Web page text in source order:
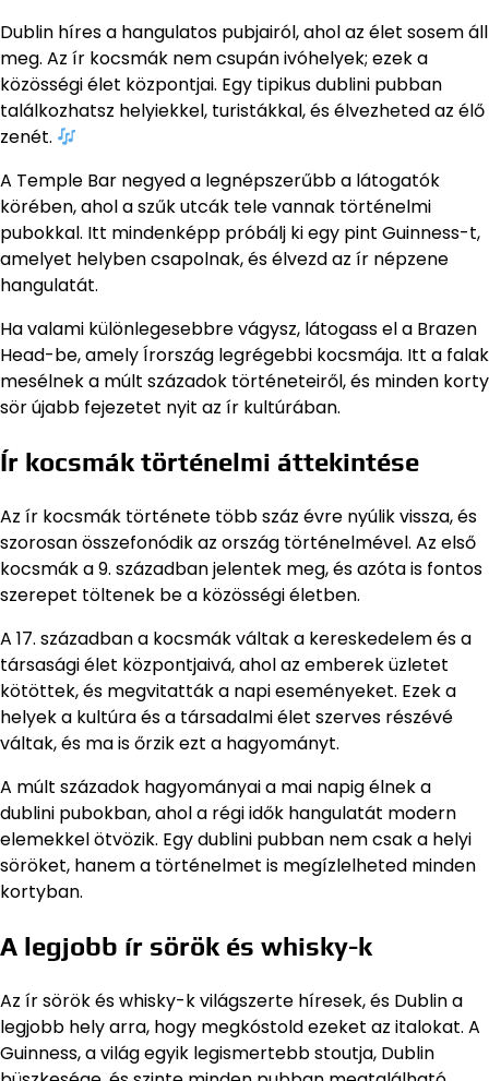
Dublin híres a hangulatos pubjairól, ahol az élet sosem áll
meg. Az ír kocsmák nem csupán ivóhelyek; ezek a
közösségi élet központjai. Egy tipikus dublini pubban
találkozhatsz helyiekkel, turistákkal, és élvezheted az élő
zenét.
A Temple Bar negyed a legnépszerűbb a látogatók
körében, ahol a szűk utcák tele vannak történelmi
pubokkal. Itt mindenképp próbálj ki egy pint Guinness-t,
amelyet helyben csapolnak, és élvezd az ír népzene
hangulatát.
Ha valami különlegesebbre vágysz, látogass el a Brazen
Head-be, amely Írország legrégebbi kocsmája. Itt a falak
mesélnek a múlt századok történeteiről, és minden korty
sör újabb fejezetet nyit az ír kultúrában.
Ír kocsmák történelmi áttekintése
Az ír kocsmák története több száz évre nyúlik vissza, és
szorosan összefonódik az ország történelmével. Az első
kocsmák a 9. században jelentek meg, és azóta is fontos
szerepet töltenek be a közösségi életben.
A 17. században a kocsmák váltak a kereskedelem és a
társasági élet központjaivá, ahol az emberek üzletet
kötöttek, és megvitatták a napi eseményeket. Ezek a
helyek a kultúra és a társadalmi élet szerves részévé
váltak, és ma is őrzik ezt a hagyományt.
A múlt századok hagyományai a mai napig élnek a
dublini pubokban, ahol a régi idők hangulatát modern
elemekkel ötvözik. Egy dublini pubban nem csak a helyi
söröket, hanem a történelmet is megízlelheted minden
kortyban.
A legjobb ír sörök és whisky-k
Az ír sörök és whisky-k világszerte híresek, és Dublin a
legjobb hely arra, hogy megkóstold ezeket az italokat. A
Guinness, a világ egyik legismertebb stoutja, Dublin